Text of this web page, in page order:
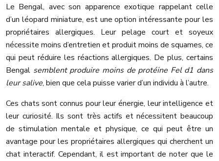
Le Bengal, avec son apparence exotique rappelant celle
d’un léopard miniature, est une option intéressante pour les
propriétaires allergiques. Leur pelage court et soyeux
nécessite moins d’entretien et produit moins de squames, ce
qui peut réduire les réactions allergiques. De plus, certains
Bengal semblent produire moins de protéine Fel d1 dans
leur salive, bien que cela puisse varier d’un individu à l’autre.
Ces chats sont connus pour leur énergie, leur intelligence et
leur curiosité. Ils sont très actifs et nécessitent beaucoup
de stimulation mentale et physique, ce qui peut être un
avantage pour les propriétaires allergiques qui cherchent un
chat interactif. Cependant, il est important de noter que le